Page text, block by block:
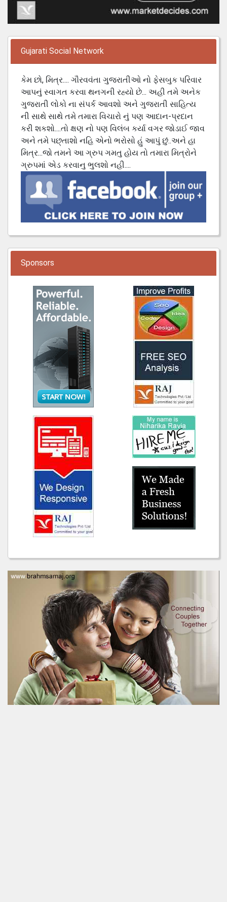
Gujarati Social Network
કેમ છો, મિત્ર.... ગૌરવવંતા ગુજરાતીઓ નો ફેસબુક પરિવાર
આપનું સ્વાગત કરવા થનગની રહ્યો છે... અહી તમે અનેક
ગુજરાતી લોકો ના સંપર્ક આવશો અને ગુજરાતી સાહિત્ય
ની સાથે સાથે તમે તમારા વિચારો નું પણ આદાન-પ્રદાન
કરી શકશો....તો ક્ષણ નો પણ વિલંબ કર્યા વગર જોડાઈ જાવ
અને તમે પછ્તાશો નહિ એનો ભરોસો હું આપું છું..અને હા
મિત્ર...જો તમને આ ગ્રુપ ગમતુ હોય તો તમારા મિત્રોને
ગ્રુપમાં એડ કરવાનુ ભુલશો નહી....
Sponsors